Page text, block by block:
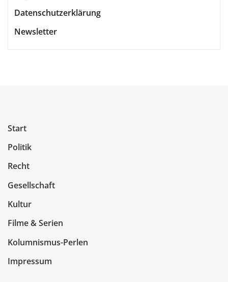
Datenschutzerklärung
Newsletter
Start
Politik
Recht
Gesellschaft
Kultur
Filme & Serien
Kolumnismus-Perlen
Impressum